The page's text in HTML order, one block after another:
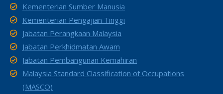
Kementerian Sumber Manusia
Kementerian Pengajian Tinggi
Jabatan Perangkaan Malaysia
Jabatan Perkhidmatan Awam
Jabatan Pembangunan Kemahiran
Malaysia Standard Classification of Occupations
(MASCO)